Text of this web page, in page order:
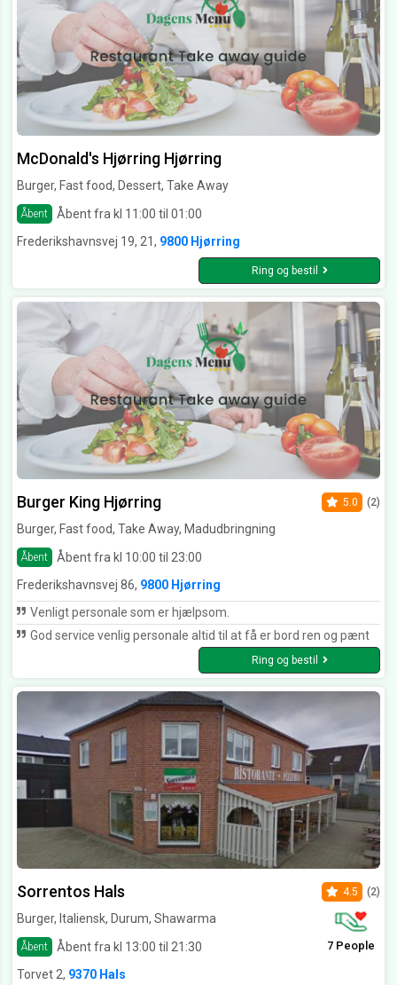
McDonald's Hjørring Hjørring
Burger, Fast food, Dessert, Take Away
Åbent
Åbent fra kl 11:00 til 01:00
Frederikshavnsvej 19, 21, 9800 Hjørring
Ring og bestil
Burger King Hjørring
Burger, Fast food, Take Away, Madudbringning
Åbent Åbent fra kl 10:00 til 23:00
5.0 (2)
Frederikshavnsvej 86, 9800 Hjørring
Venligt personale som er hjælpsom.
God service venlig personale altid til at få er bord ren og pænt
Ring og bestil
Sorrentos Hals
Burger, Italiensk, Durum, Shawarma
Åbent Åbent fra kl 13:00 til 21:30
4.5 (2)
7 People
Torvet 2, 9370 Hals